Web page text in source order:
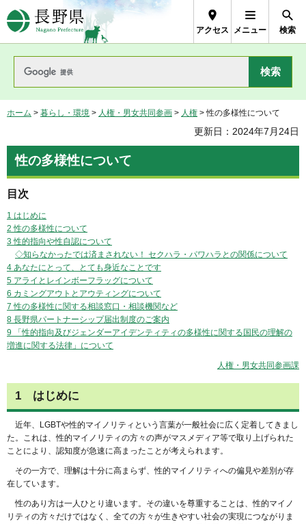
長野県Nagano Prefecture
アクセス メニュー 検索
ホーム > 暮らし・環境 > 人権・男女共同参画 > 人権 > 性の多様性について
更新日：2024年7月24日
性の多様性について
目次
1 はじめに
2 性の多様性について
3 性的指向や性自認について
◇知らなかったでは済まされない！ セクハラ・パワハラとの関係について
4 あなたにとって、とても身近なことです
5 アライとレインボーフラッグについて
6 カミングアウトとアウティングについて
7 性の多様性に関する相談窓口・相談機関など
8 長野県パートナーシップ届出制度のご案内
9 「性的指向及びジェンダーアイデンティティの多様性に関する国民の理解の
増進に関する法律」について
人権・男女共同参画課
1 はじめに
近年、LGBTや性的マイノリティという言葉が一般社会に広く定着してきまし
た。これは、性的マイノリティの方々の声がマスメディア等で取り上げられた
ことにより、認知度が急速に高まったことが考えられます。
その一方で、理解は十分に高まらず、性的マイノリティへの偏見や差別が存
在しています。
性のあり方は一人ひとり違います。その違いを尊重することは、性的マイノ
リティの方々だけではなく、全ての方々が生きやすい社会の実現につながりま